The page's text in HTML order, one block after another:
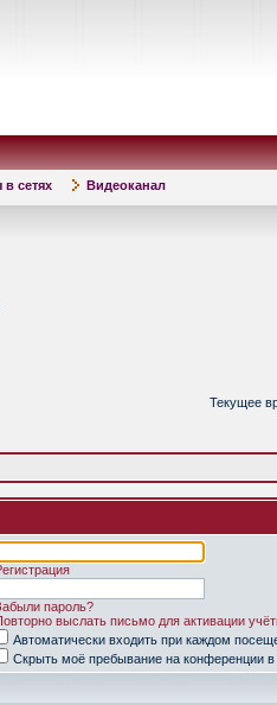
сетях Видеоканал
Текущее
пароль?
выслать письмо для активации
Автоматически входить при каждом
Скрыть моё пребывание на конференции в